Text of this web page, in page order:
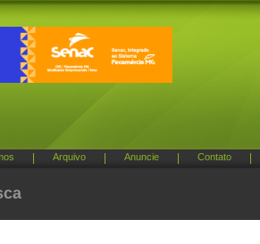
Arquivo Anuncie Contato